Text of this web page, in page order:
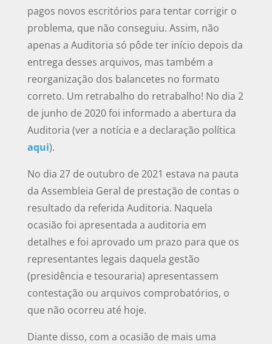
pagos novos escritórios para tentar corrigir o
problema, que não conseguiu. Assim, não
apenas a Auditoria só pôde ter início depois da
entrega desses arquivos, mas também a
reorganização dos balancetes no formato
correto. Um retrabalho do retrabalho! No dia 2
de junho de 2020 foi informado a abertura da
Auditoria (ver a notícia e a declaração política
aqui).
No dia 27 de outubro de 2021 estava na pauta
da Assembleia Geral de prestação de contas o
resultado da referida Auditoria. Naquela
ocasião foi apresentada a auditoria em
detalhes e foi aprovado um prazo para que os
representantes legais daquela gestão
(presidência e tesouraria) apresentassem
contestação ou arquivos comprobatórios, o
que não ocorreu até hoje.
Diante disso, com a ocasião de mais uma